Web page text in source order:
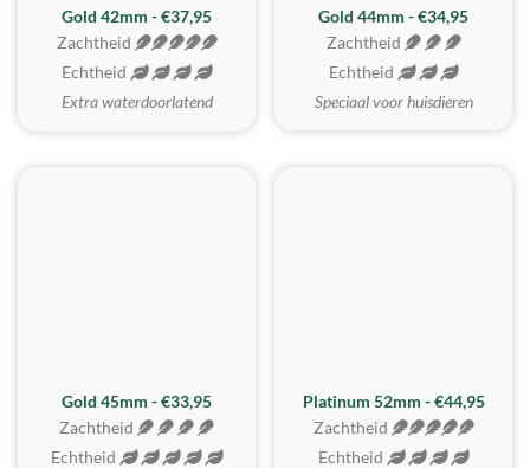
ZACHTSTE
Gold 42mm - €37,95
Zachtheid
Echtheid
Extra waterdoorlatend
Gold 44mm - €34,95
Zachtheid
Echtheid
Speciaal voor huisdieren
REALISTISCH
Gold 45mm - €33,95
Zachtheid
Echtheid
ZACHTSTE
Platinum 52mm - €44,95
Zachtheid
Echtheid